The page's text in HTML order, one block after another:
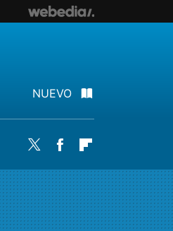
NUEVO
Twitter Facebook